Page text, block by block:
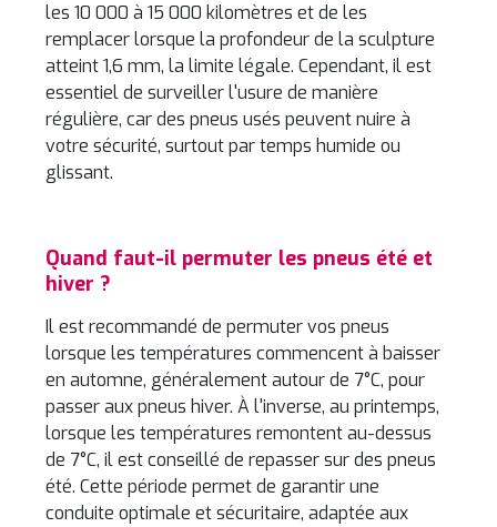
les 10 000 à 15 000 kilomètres et de les
remplacer lorsque la profondeur de la sculpture
atteint 1,6 mm, la limite légale. Cependant, il est
essentiel de surveiller l'usure de manière
régulière, car des pneus usés peuvent nuire à
votre sécurité, surtout par temps humide ou
glissant.
Quand faut-il permuter les pneus été et
hiver ?
Il est recommandé de permuter vos pneus
lorsque les températures commencent à baisser
en automne, généralement autour de 7°C, pour
passer aux pneus hiver. À l'inverse, au printemps,
lorsque les températures remontent au-dessus
de 7°C, il est conseillé de repasser sur des pneus
été. Cette période permet de garantir une
conduite optimale et sécuritaire, adaptée aux